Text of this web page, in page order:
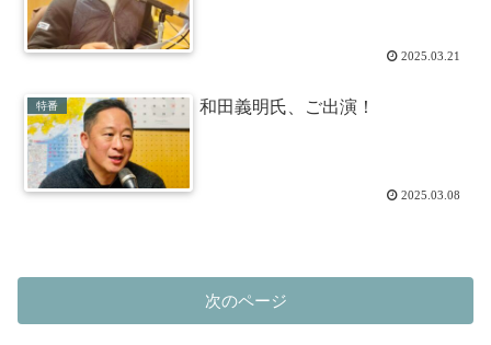
2025.03.21
特番 和田義明氏、ご出演！
2025.03.08
次のページ